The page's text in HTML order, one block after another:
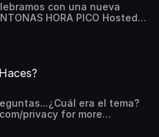
con una nueva
HORA PICO Hosted
for more information.
era el tema?
privacy for more